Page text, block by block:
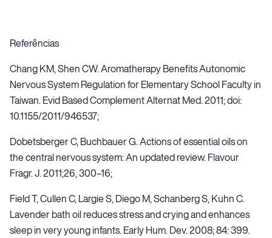
Referências
Chang KM, Shen CW. Aromatherapy Benefits Autonomic
Nervous System Regulation for Elementary School Faculty in
Taiwan. Evid Based Complement Alternat Med. 2011; doi:
10.1155/2011/946537;
Dobetsberger C, Buchbauer G. Actions of essential oils on
the central nervous system: An updated review. Flavour
Fragr. J. 2011;26, 300–16;
Field T, Cullen C, Largie S, Diego M, Schanberg S, Kuhn C.
Lavender bath oil reduces stress and crying and enhances
sleep in very young infants. Early Hum. Dev. 2008; 84: 399.